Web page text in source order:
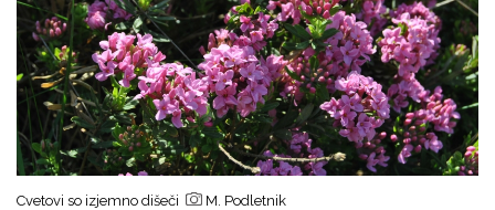
Cvetovi so izjemno dišeči M. Podletnik